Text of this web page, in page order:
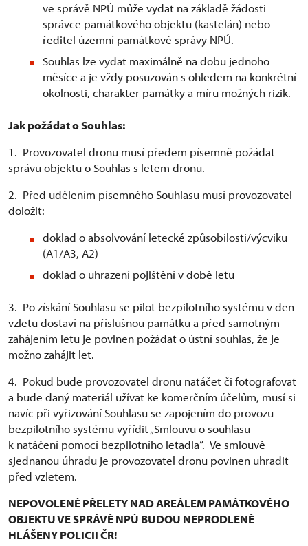
ve správě NPÚ může vydat na základě žádosti
správce památkového objektu (kastelán) nebo
ředitel územní památkové správy NPÚ.
Souhlas lze vydat maximálně na dobu jednoho
měsíce a je vždy posuzován s ohledem na konkrétní
okolnosti, charakter památky a míru možných rizik.
Jak požádat o Souhlas:
1. Provozovatel dronu musí předem písemně požádat
správu objektu o Souhlas s letem dronu.
2. Před udělením písemného Souhlasu musí provozovatel
doložit:
doklad o absolvování letecké způsobilosti/výcviku
(A1/A3, A2)
doklad o uhrazení pojištění v době letu
3. Po získání Souhlasu se pilot bezpilotního systému v den
vzletu dostaví na příslušnou památku a před samotným
zahájením letu je povinen požádat o ústní souhlas, že je
možno zahájit let.
4. Pokud bude provozovatel dronu natáčet či fotografovat
a bude daný materiál užívat ke komerčním účelům, musí si
navíc při vyřizování Souhlasu se zapojením do provozu
bezpilotního systému vyřídit „Smlouvu o souhlasu
k natáčení pomocí bezpilotního letadla“. Ve smlouvě
sjednanou úhradu je provozovatel dronu povinen uhradit
před vzletem.
NEPOVOLENÉ PŘELETY NAD AREÁLEM PAMÁTKOVÉHO
OBJEKTU VE SPRÁVĚ NPÚ BUDOU NEPRODLENĚ
HLÁŠENY POLICII ČR!